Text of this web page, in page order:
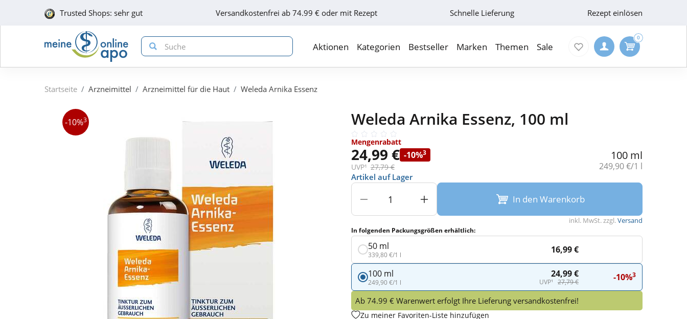
Trusted Shops: sehr gut Versandkostenfrei ab 74.99 € oder mit Rezept Schnelle Lieferung Rezept einlösen
Aktionen Kategorien Bestseller Marken Themen Sale
0
Startseite Arzneimittel Arzneimittel für die Haut Weleda Arnika Essenz
-10%3 Weleda Arnika Essenz, 100 ml
Mengenrabatt
24,99 € -10%3
UVP¹ 27,79 €
100 ml
Grundpreis:
249,90 €/1 l
Artikel auf Lager
In den Warenkorb
inkl. MwSt. zzgl.Versand
In folgenden Packungsgrößen erhältlich:
50 ml
339,80 €/1 l 16,99 €
100 ml
249,90 €/1 l
24,99 €
UVP¹ 27,79 € -10%3
Ab 74.99 € Warenwert erfolgt Ihre Lieferung versandkostenfrei!
Zu meiner Favoriten-Liste hinzufügen